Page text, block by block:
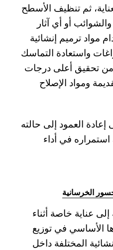
ثم تنظيف الأسطح
أو أي آثار
مواد ترميم إنشائية
واستعادة التماسك
من تحقيق أعلى درجات
ومواد الإصلاح
العمود إلى حالته
استمراره في أداء
الخرسانية
عناية خاصة أثناء
الأساسي في توزيع
المختلفة داخل